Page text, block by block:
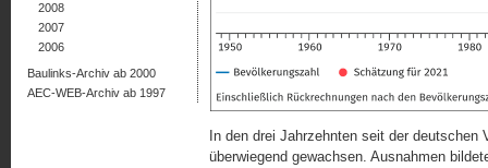
In den drei Jahrzehnten seit der
überwiegend gewachsen. Ausnahmen
2008
2007
2006
Baulinks-Archiv ab 2000
AEC-WEB-Archiv ab 1997